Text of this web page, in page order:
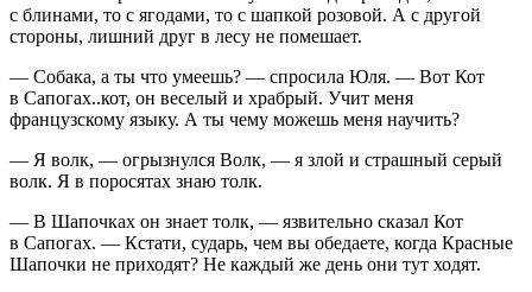
с блинами, то с ягодами, то с шапкой розовой. А с другой
стороны, лишний друг в лесу не помешает.
— Собака, а ты что умеешь? — спросила Юля. — Вот Кот
в Сапогах..кот, он веселый и храбрый. Учит меня
французскому языку. А ты чему можешь меня научить?
— Я волк, — огрызнулся Волк, — я злой и страшный серый
волк. Я в поросятах знаю толк.
— В Шапочках он знает толк, — язвительно сказал Кот
в Сапогах. — Кстати, сударь, чем вы обедаете, когда Красные
Шапочки не приходят? Не каждый же день они тут ходят.